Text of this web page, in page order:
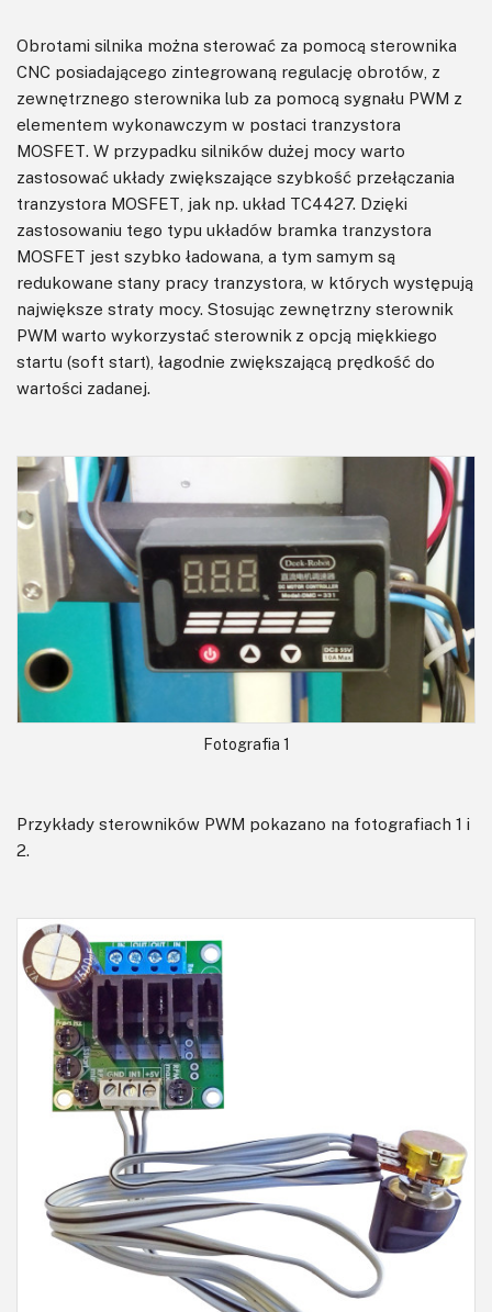
Obrotami silnika można sterować za pomocą sterownika
CNC posiadającego zintegrowaną regulację obrotów, z
zewnętrznego sterownika lub za pomocą sygnału PWM z
elementem wykonawczym w postaci tranzystora
MOSFET. W przypadku silników dużej mocy warto
zastosować układy zwiększające szybkość przełączania
tranzystora MOSFET, jak np. układ TC4427. Dzięki
zastosowaniu tego typu układów bramka tranzystora
MOSFET jest szybko ładowana, a tym samym są
redukowane stany pracy tranzystora, w których występują
największe straty mocy. Stosując zewnętrzny sterownik
PWM warto wykorzystać sterownik z opcją miękkiego
startu (soft start), łagodnie zwiększającą prędkość do
wartości zadanej.
Fotografia 1
Przykłady sterowników PWM pokazano na fotografiach 1 i
2.